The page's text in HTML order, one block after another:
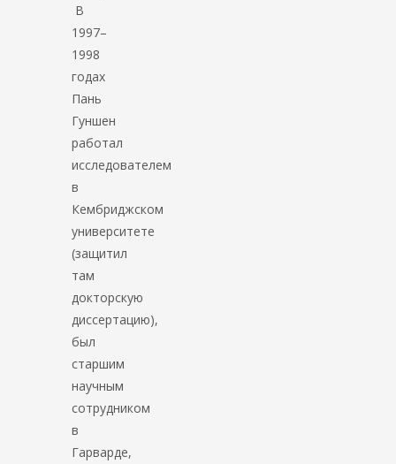
В
1997–
1998
годах
Пань
Гуншен
работал
исследователем
в
Кембриджском
университете
(защитил
там
докторскую
диссертацию),
был
старшим
научным
сотрудником
в
Гарварде,